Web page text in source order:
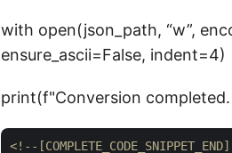
with open(json_path, “w”,
ensure_ascii=False, indent=4)
print(f"Conversion
<!--